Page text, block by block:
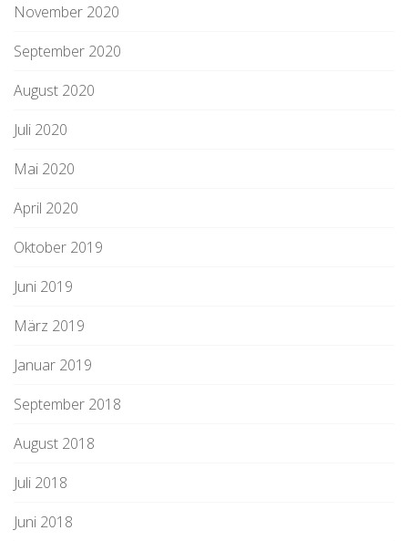
November 2020
September 2020
August 2020
Juli 2020
Mai 2020
April 2020
Oktober 2019
Juni 2019
März 2019
Januar 2019
September 2018
August 2018
Juli 2018
Juni 2018